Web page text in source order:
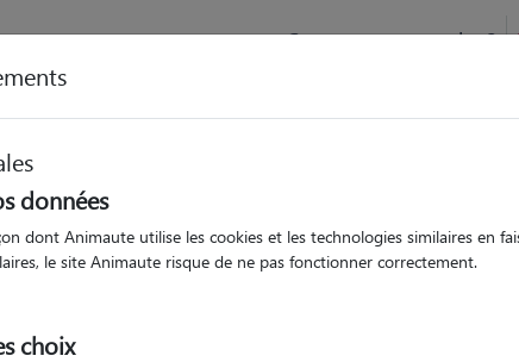
Comment ça marche ?
gardien idéal !
vérifiés
données
dont Animaute utilise les cookies et les technologies similaires en
le site Animaute risque de ne pas fonctionner correctement.
choix